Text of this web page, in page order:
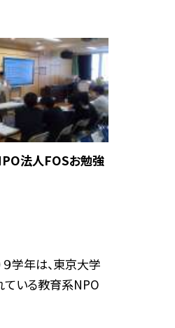
法人FOSお勉強
９学年は、東京大学
ている教育系NPO